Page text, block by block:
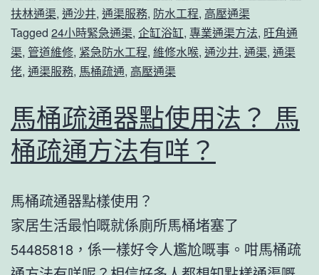
扶林通渠, 通沙井, 通渠服務, 防水工程, 高壓通渠
Tagged 24小時緊急通渠, 企缸浴缸, 專業通渠方法, 旺角通
渠, 管道維修, 紧急防水工程, 維修水喉, 通沙井, 通渠, 通渠
佬, 通渠服務, 馬桶疏通, 高壓通渠
馬桶疏通器點使用法？ 馬
桶疏通方法有咩？
馬桶疏通器點樣使用？
家居生活最怕嘅就係廁所馬桶堵塞了
54485818，係一樣好令人尷尬嘅事。咁馬桶疏